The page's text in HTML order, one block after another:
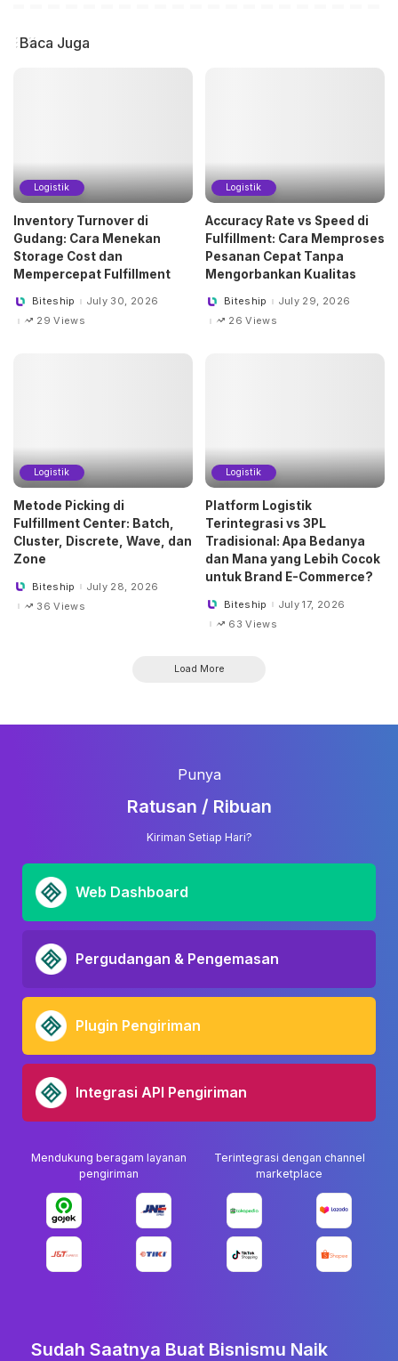
Baca Juga
Logistik
Inventory Turnover di
Gudang: Cara Menekan
Storage Cost dan
Mempercepat Fulfillment
PostedBiteship
July 30, 2026
29 Views
Logistik
Accuracy Rate vs Speed di
Fulfillment: Cara Memproses
Pesanan Cepat Tanpa
Mengorbankan Kualitas
PostedBiteship
July 29, 2026
26 Views
Logistik
Metode Picking di
Fulfillment Center: Batch,
Cluster, Discrete, Wave, dan
Zone
PostedBiteship
July 28, 2026
36 Views
Logistik
Platform Logistik
Terintegrasi vs 3PL
Tradisional: Apa Bedanya
dan Mana yang Lebih Cocok
untuk Brand E-Commerce?
PostedBiteship
July 17, 2026
63 Views
Load More
Punya
Ratusan / Ribuan
Kiriman Setiap Hari?
Web Dashboard
Pergudangan & Pengemasan
Plugin Pengiriman
Integrasi API Pengiriman
Mendukung beragam layanan
pengiriman
Terintegrasi dengan channel
marketplace
Sudah Saatnya Buat Bisnismu Naik